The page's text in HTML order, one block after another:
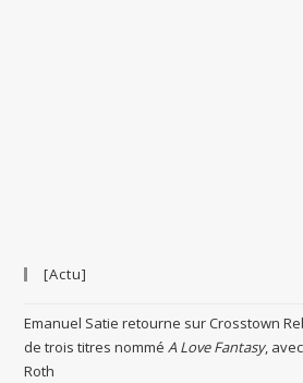
[Actu]
Emanuel Satie retourne sur Crosstown
de trois titres nomméA Love Fantasy,
Roth